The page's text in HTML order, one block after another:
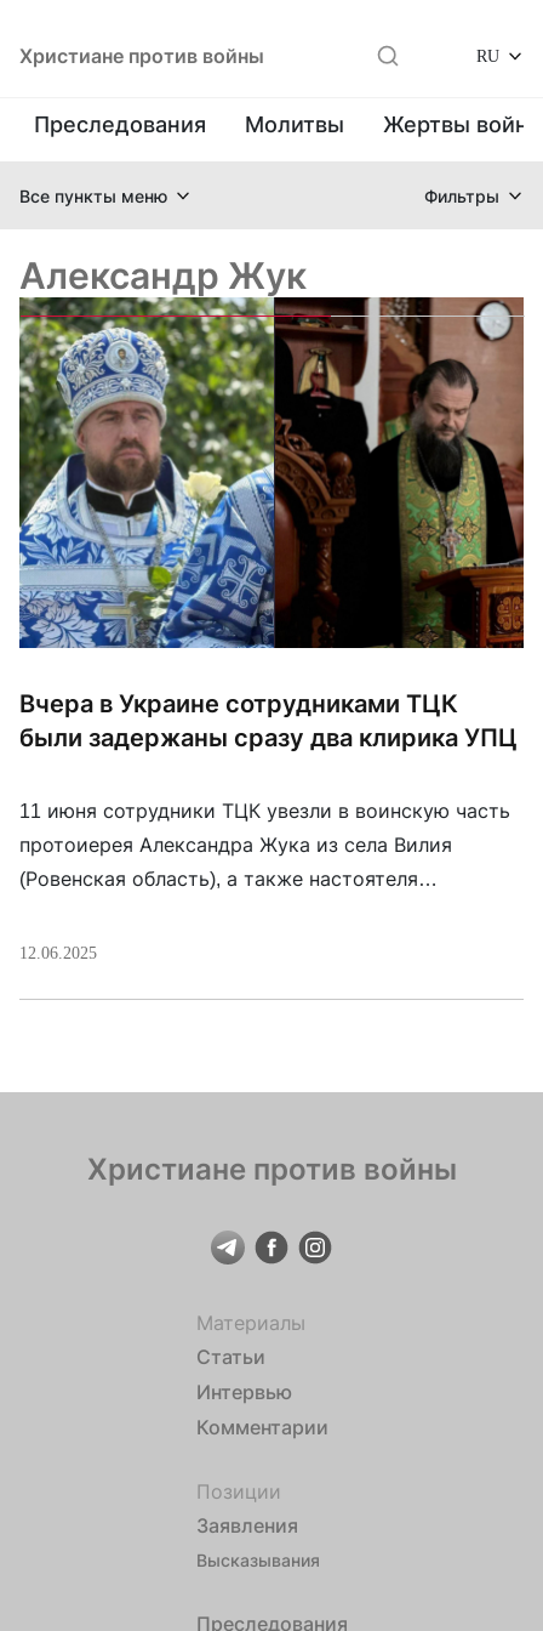
Христиане против войны RU
Преследования Молитвы Жертвы
Все пункты меню Фильтры
Александр Жук
Вчера в Украине сотрудниками ТЦК
были задержаны сразу два клирика УПЦ
11 июня сотрудники ТЦК увезли в воинскую часть
протоиерея Александра Жука из села Вилия
(Ровенская область), а также настоятеля
архимандрита Пафнутия. Отец Александр был
12.06.2025
Христиане против войны
Материалы
Статьи
Интервью
Комментарии
Позиции
Заявления
Высказывания
Преследования